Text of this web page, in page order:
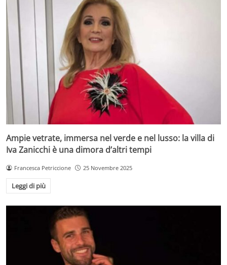
Ampie vetrate, immersa nel verde e nel lusso: la villa di
Iva Zanicchi è una dimora d’altri tempi
Francesca Petriccione 25 Novembre 2025
Leggi di più